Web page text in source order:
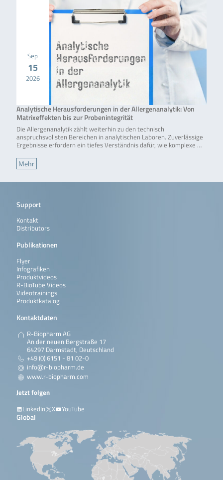
Sep
15
2026
Analytische Herausforderungen in der Allergenanalytik: Von
Matrixeffekten bis zur Probenintegrität
Die Allergenanalytik zählt weiterhin zu den technisch
anspruchsvollsten Bereichen in analytischen Laboren. Zuverlässige
Ergebnisse erfordern ein tiefes Verständnis dafür, wie komplexe …
Mehr
Support
Kontakt
Distributors
Publikationen
Flyer
Infografiken
Produktvideos
R-BioTube Videos
Videotrainings
Produktkatalog
Kontaktdaten
R-Biopharm AG
An der neuen Bergstraße 17
64297 Darmstadt, Deutschland
+49 (0) 6151 - 81 02-0
info@r-biopharm.de
www.r-biopharm.com
Jetzt folgen
LinkedIn
X YouTube
Global